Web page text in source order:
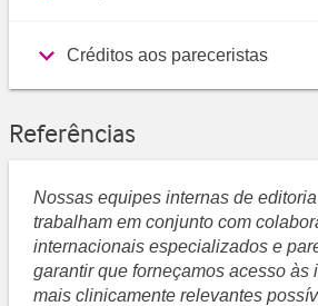
Créditos aos pareceristas
Referências
Nossas equipes internas de
trabalham em conjunto com
internacionais especializados e
garantir que forneçamos acesso às
mais clinicamente relevantes